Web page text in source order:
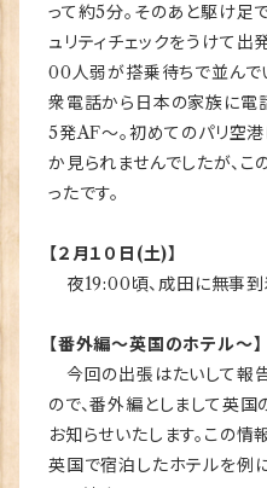
って約5分。そのあと駆け足
ュリティチェックをうけて出
00人弱が搭乗待ちで並んで
衆電話から日本の家族に電
5発AF～。初めてのパリ空港
か見られませんでしたが、こ
ったです。
【２月１０日(土)】
夜19:00頃、成田に無事到
【番外編～英国のホテル～】
今回の出張はたいして報
ので、番外編としまして英
お知らせいたします。この
英国で宿泊したホテルを例